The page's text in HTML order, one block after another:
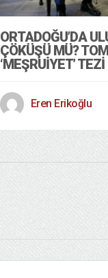
ORTADOĞU’DA
ÇÖKÜŞÜ MÜ?
‘MEŞRUIYET’ TEZI
Eren Erikoğlu